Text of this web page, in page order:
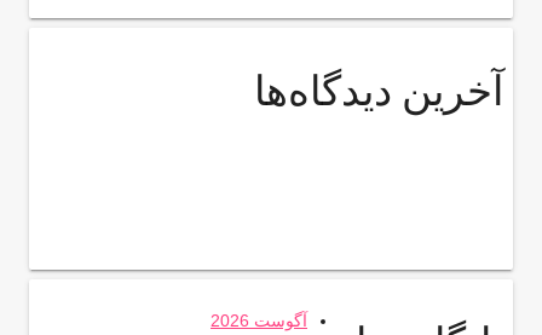
آخرین دیدگاه‌ها
آگوست 2026